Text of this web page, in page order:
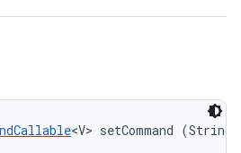
<V> setCommand (String